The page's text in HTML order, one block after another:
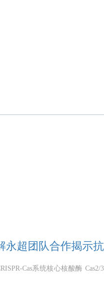
超团队合作揭示
Cas系统核心核酸酶